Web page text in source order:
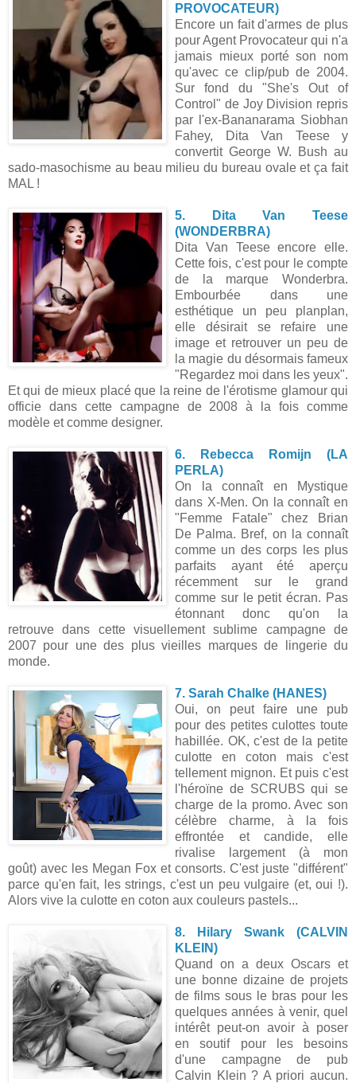
PROVOCATEUR)
Encore un fait d'armes de plus
pour Agent Provocateur qui n'a
jamais mieux porté son nom
qu'avec ce clip/pub de 2004.
Sur fond du "She's Out of
Control" de Joy Division repris
par l'ex-Bananarama Siobhan
Fahey, Dita Van Teese y
convertit George W. Bush au
sado-masochisme au beau milieu du bureau ovale et ça fait
MAL !
5. Dita Van Teese
(WONDERBRA)
Dita Van Teese encore elle.
Cette fois, c'est pour le compte
de la marque Wonderbra.
Embourbée dans une
esthétique un peu planplan,
elle désirait se refaire une
image et retrouver un peu de
la magie du désormais fameux
"Regardez moi dans les yeux".
Et qui de mieux placé que la reine de l'érotisme glamour qui
officie dans cette campagne de 2008 à la fois comme
modèle et comme designer.
6. Rebecca Romijn (LA
PERLA)
On la connaît en Mystique
dans X-Men. On la connaît en
"Femme Fatale" chez Brian
De Palma. Bref, on la connaît
comme un des corps les plus
parfaits ayant été aperçu
récemment sur le grand
comme sur le petit écran. Pas
étonnant donc qu'on la
retrouve dans cette visuellement sublime campagne de
2007 pour une des plus vieilles marques de lingerie du
monde.
7. Sarah Chalke (HANES)
Oui, on peut faire une pub
pour des petites culottes toute
habillée. OK, c'est de la petite
culotte en coton mais c'est
tellement mignon. Et puis c'est
l'héroïne de SCRUBS qui se
charge de la promo. Avec son
célèbre charme, à la fois
effrontée et candide, elle
rivalise largement (à mon
goût) avec les Megan Fox et consorts. C'est juste "différent"
parce qu'en fait, les strings, c'est un peu vulgaire (et, oui !).
Alors vive la culotte en coton aux couleurs pastels...
8. Hilary Swank (CALVIN
KLEIN)
Quand on a deux Oscars et
une bonne dizaine de projets
de films sous le bras pour les
quelques années à venir, quel
intérêt peut-on avoir à poser
en soutif pour les besoins
d'une campagne de pub
Calvin Klein ? A priori aucun.